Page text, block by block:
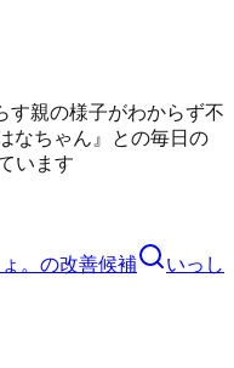
す親の様子がわからず不
なちゃん』との毎日の
います
。 の改善候補
いっし